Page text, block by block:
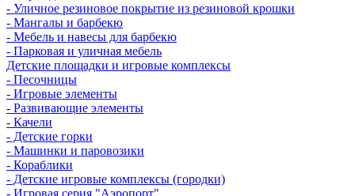
- Уличное резиновое покрытие из резиновой крошки
- Мангалы и барбекю
- Мебель и навесы для барбекю
- Парковая и уличная мебель
Детские площадки и игровые комплексы
- Песочницы
- Игровые элементы
- Развивающие элементы
- Качели
- Детские горки
- Машинки и паровозики
- Кораблики
- Детские игровые комплексы (городки)
- Игровая серия "Аэропорт"